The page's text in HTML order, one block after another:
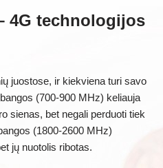
4G technologijos
juostose, ir kiekviena turi savo
(700-900 MHz) keliauja
sienas, bet negali perduoti tiek
(1800-2600 MHz)
jų nuotolis ribotas.